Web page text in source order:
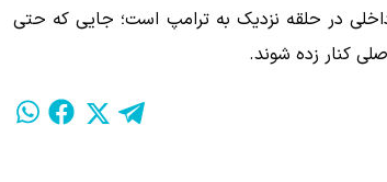
در حلقه نزدیک به ترامپ است؛ جایی که حتی
کنار زده شوند.